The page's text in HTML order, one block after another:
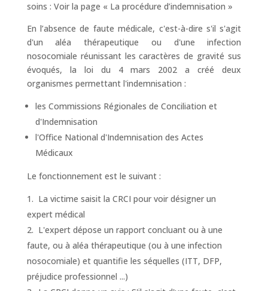
soins : Voir la page « La procédure d’indemnisation »
En l’absence de faute médicale, c'est-à-dire s'il s'agit
d'un aléa thérapeutique ou d'une infection
nosocomiale réunissant les caractères de gravité sus
évoqués, la loi du 4 mars 2002 a créé deux
organismes permettant l'indemnisation :
les Commissions Régionales de Conciliation et
d'Indemnisation
l'Office National d'Indemnisation des Actes
Médicaux
Le fonctionnement est le suivant :
La victime saisit la CRCI pour voir désigner un
expert médical
L'expert dépose un rapport concluant ou à une
faute, ou à aléa thérapeutique (ou à une infection
nosocomiale) et quantifie les séquelles (ITT, DFP,
préjudice professionnel ...)